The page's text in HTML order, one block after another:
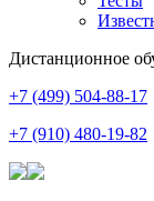
Дистанционное
+7 (499) 504-88-17
+7 (910) 480-19-82